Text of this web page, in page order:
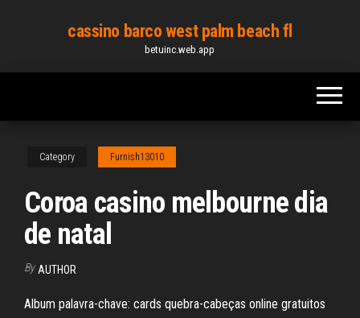
content
cassino barco west palm beach fl
betuinc.web.app
Category Furnish13010
Coroa casino melbourne dia
de natal
By AUTHOR
Album palavra-chave: cards quebra-cabeças online gratuitos